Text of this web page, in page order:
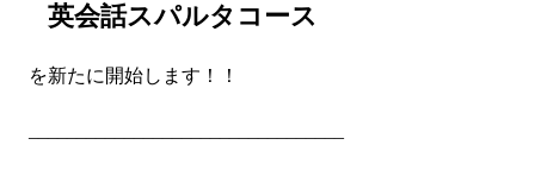
英会話スパルタコース
を新たに開始します！！